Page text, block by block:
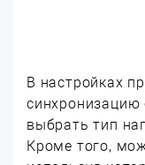
В настройках
синхронизацию
выбрать тип
Кроме того,